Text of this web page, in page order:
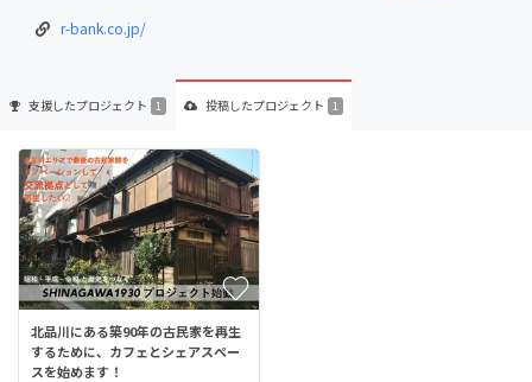
r-bank.co.jp/
支援したプロジェクト 1 投稿したプロジェクト 1
北品川にある築90年の古民家を再生
するために、カフェとシェアスペー
スを始めます！